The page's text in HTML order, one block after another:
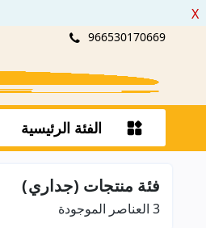
X
966530170669
الفئة الرئيسية
فئة منتجات (جداري)
3 العناصر الموجودة